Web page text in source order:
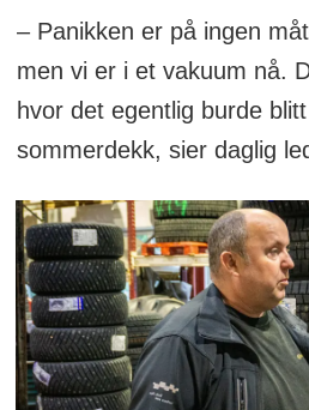
– Panikken er på ingen
men vi er i et vakuum nå.
hvor det egentlig burde
sommerdekk, sier daglig